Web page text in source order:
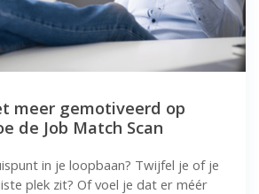
meer gemotiveerd op
de Job Match Scan
in je loopbaan? Twijfel je of je
plek zit? Of voel je dat er méér